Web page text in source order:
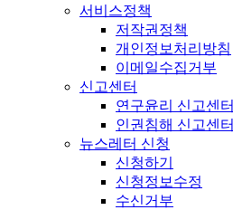
서비스정책
저작권정책
개인정보처리방침
이메일수집거부
신고센터
연구윤리 신고센터
인권침해 신고센터
뉴스레터 신청
신청하기
신청정보수정
수신거부